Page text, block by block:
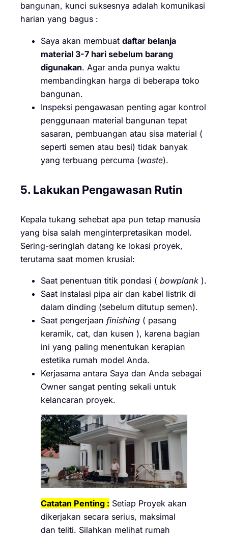
bangunan, kunci suksesnya adalah komunikasi
harian yang bagus :
Saya akan membuat daftar belanja
material 3-7 hari sebelum barang
digunakan. Agar anda punya waktu
membandingkan harga di beberapa toko
bangunan.
Inspeksi pengawasan penting agar kontrol
penggunaan material bangunan tepat
sasaran, pembuangan atau sisa material (
seperti semen atau besi) tidak banyak
yang terbuang percuma (waste).
5. Lakukan Pengawasan Rutin
Kepala tukang sehebat apa pun tetap manusia
yang bisa salah menginterpretasikan model.
Sering-seringlah datang ke lokasi proyek,
terutama saat momen krusial:
Saat penentuan titik pondasi ( bowplank ).
Saat instalasi pipa air dan kabel listrik di
dalam dinding (sebelum ditutup semen).
Saat pengerjaan finishing ( pasang
keramik, cat, dan kusen ), karena bagian
ini yang paling menentukan kerapian
estetika rumah model Anda.
Kerjasama antara Saya dan Anda sebagai
Owner sangat penting sekali untuk
kelancaran proyek.
Catatan Penting : Setiap Proyek akan
dikerjakan secara serius, maksimal
dan teliti. Silahkan melihat rumah